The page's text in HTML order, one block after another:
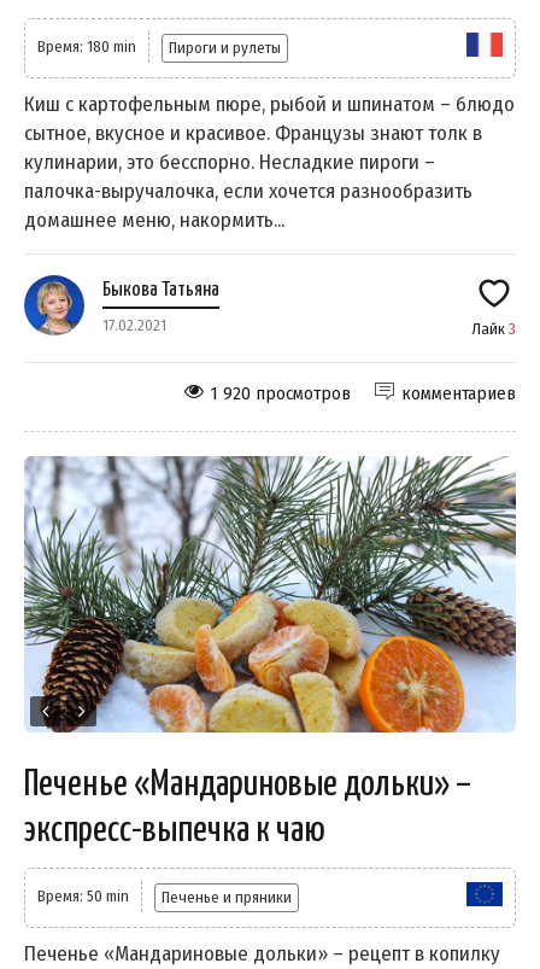
Время: 180 min Пироги и рулеты
Киш с картофельным пюре, рыбой и шпинатом – блюдо
сытное, вкусное и красивое. Французы знают толк в
кулинарии, это бесспорно. Несладкие пироги –
палочка-выручалочка, если хочется разнообразить
домашнее меню, накормить...
Быкова Татьяна
17.02.2021 Лайк 3
комментариев
1 920 просмотров
Печенье «Мандариновые дольки» –
экспресс-выпечка к чаю
Время: 50 min Печенье и пряники
Печенье «Мандариновые дольки» – рецепт в копилку